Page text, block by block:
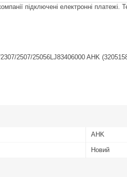
підключені електронні
2507/25056LJ83406000 AHK
AHK
Новий